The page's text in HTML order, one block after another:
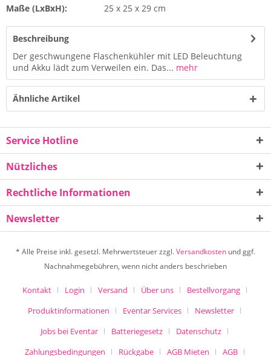
Maße (LxBxH):
25 x 25 x 29 cm
Beschreibung
Der geschwungene Flaschenkühler mit LED Beleuchtung
und Akku lädt zum Verweilen ein. Das... mehr
Ähnliche Artikel
Service Hotline
Nützliches
Rechtliche Informationen
Newsletter
* Alle Preise inkl. gesetzl. Mehrwertsteuer zzgl.Versandkosten und ggf.
Nachnahmegebühren, wenn nicht anders beschrieben
Kontakt Login Versand Über uns
Bestellvorgang
Produktinformationen
Eventar Services
Newsletter
Jobs bei Eventar
Batteriegesetz
Datenschutz
Zahlungsbedingungen
Rückgabe AGB Mieten AGB